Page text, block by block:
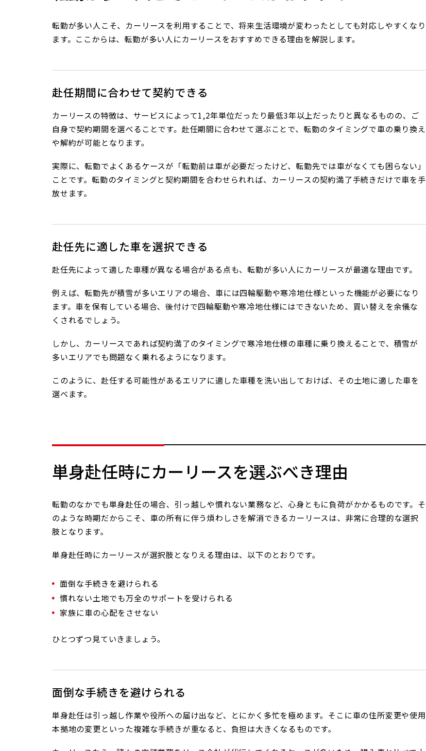
転勤が多い人こそ、カーリースを利用することで、将来生活環境が変わったとしても対応しやすくなり
ます。ここからは、転勤が多い人にカーリースをおすすめできる理由を解説します。
赴任期間に合わせて契約できる
カーリースの特徴は、サービスによって1,2年単位だったり最低3年以上だったりと異なるものの、ご
自身で契約期間を選べることです。赴任期間に合わせて選ぶことで、転勤のタイミングで車の乗り換え
や解約が可能となります。
実際に、転勤でよくあるケースが「転勤前は車が必要だったけど、転勤先では車がなくても困らない」
ことです。転勤のタイミングと契約期間を合わせられれば、カーリースの契約満了手続きだけで車を手
放せます。
赴任先に適した車を選択できる
赴任先によって適した車種が異なる場合がある点も、転勤が多い人にカーリースが最適な理由です。
例えば、転勤先が積雪が多いエリアの場合、車には四輪駆動や寒冷地仕様といった機能が必要になり
ます。車を保有している場合、後付けで四輪駆動や寒冷地仕様にはできないため、買い替えを余儀な
くされるでしょう。
しかし、カーリースであれば契約満了のタイミングで寒冷地仕様の車種に乗り換えることで、積雪が
多いエリアでも問題なく乗れるようになります。
このように、赴任する可能性があるエリアに適した車種を洗い出しておけば、その土地に適した車を
選べます。
単身赴任時にカーリースを選ぶべき理由
転勤のなかでも単身赴任の場合、引っ越しや慣れない業務など、心身ともに負荷がかかるものです。そ
のような時期だからこそ、車の所有に伴う煩わしさを解消できるカーリースは、非常に合理的な選択
肢となります。
単身赴任時にカーリースが選択肢となりえる理由は、以下のとおりです。
面倒な手続きを避けられる
慣れない土地でも万全のサポートを受けられる
家族に車の心配をさせない
ひとつずつ見ていきましょう。
面倒な手続きを避けられる
単身赴任は引っ越し作業や役所への届け出など、とにかく多忙を極めます。そこに車の住所変更や使用
本拠地の変更といった複雑な手続きが重なると、負担は大きくなるものです。